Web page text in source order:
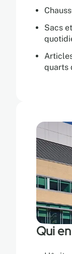
Sacs
quarts
Qui